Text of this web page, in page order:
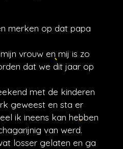
merken op dat papa
vrouw en mij is zo
dat we dit jaar op
met de kinderen
geweest en sta er
ik ineens kan hebben
van werd.
losser gelaten en ga